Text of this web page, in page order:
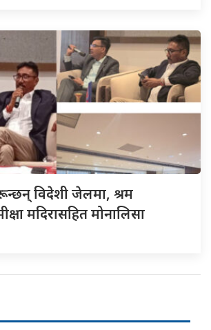
विदेशी जेलमा, श्रम
मदिरासहित मोनालिसा